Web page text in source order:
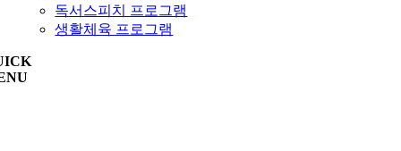
독서스피치 프로그램
생활체육 프로그램